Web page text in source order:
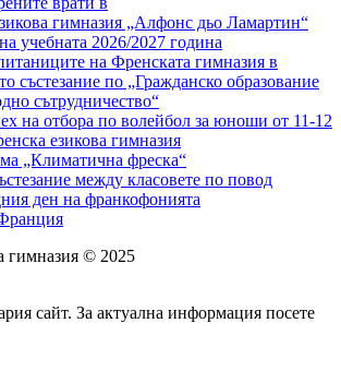
гимназия „Алфонс дьо Ламартин“
учебната 2026/2027 година
на Френската гимназия в
състезание по „Гражданско образование
сътрудничество“
на отбора по волейбол за юноши от 11-12
езикова гимназия
„Климатична фреска“
между класовете по повод
ден на франкофонията
гимназия © 2025
сайт. За актуална информация посете